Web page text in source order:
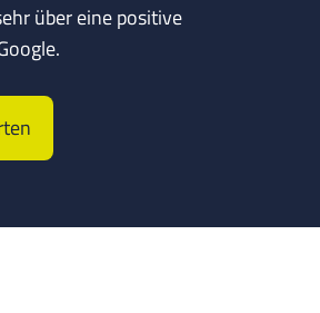
über eine positive